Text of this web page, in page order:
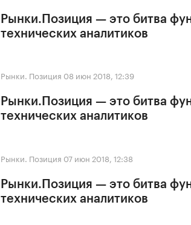
Рынки.Позиция — это битва
технических аналитиков
Рынки. Позиция 08 июн 2018, 12:39
Рынки.Позиция — это битва
технических аналитиков
Рынки. Позиция 07 июн 2018, 12:38
Рынки.Позиция — это битва
технических аналитиков